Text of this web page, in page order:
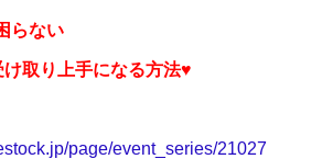
らない
取り上手になる方法♥
page/event_series/21027